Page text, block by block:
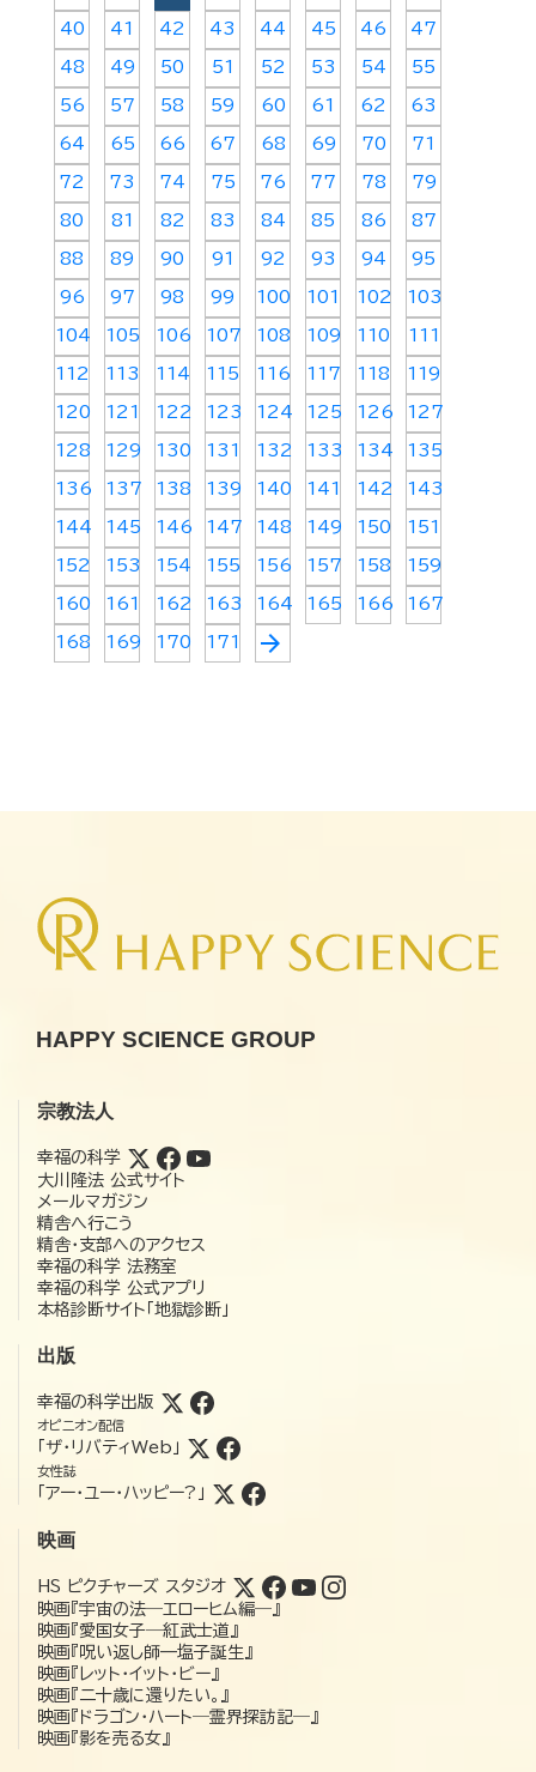
40 41 42 43 44 45 46 47
48 49 50 51 52 53 54 55
56 57 58 59 60 61 62 63
64 65 66 67 68 69 70 71
72 73 74 75 76 77 78 79
80 81 82 83 84 85 86 87
88 89 90 91 92 93 94 95
96 97 98 99 100 101 102 103
104 105 106 107 108 109 110 111
112 113 114 115 116 117 118 119
120 121 122 123 124 125 126 127
128 129 130 131 132 133 134 135
136 137 138 139 140 141 142 143
144 145 146 147 148 149 150 151
152 153 154 155 156 157 158 159
160 161 162 163 164 165 166 167
168 169 170 171 arrow_forward
HAPPY SCIENCE GROUP
宗教法人
幸福の科学
大川隆法 公式サイト
メールマガジン
精舎へ行こう
精舎・支部へのアクセス
幸福の科学 法務室
幸福の科学 公式アプリ
本格診断サイト「地獄診断」
出版
幸福の科学出版
オピニオン配信
「ザ・リバティWeb」
女性誌
「アー・ユー・ハッピー?」
映画
HS ピクチャーズ スタジオ
映画『宇宙の法―エローヒム編―』
映画『愛国女子―紅武士道』
映画『呪い返し師—塩子誕生』
映画『レット・イット・ビー』
映画『二十歳に還りたい。』
映画『ドラゴン・ハート―霊界探訪記―』
映画『影を売る女』